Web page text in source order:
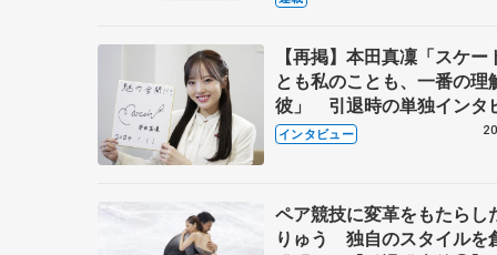
【再掲】本田真凜「スケー
とも私のことも、一番の理
彼」 引退時の単独インタ
で語った競技人生や家族、
これからの夢…
インタビュー
ペア競技に変革をもたらし
りゅう 独自のスタイルを